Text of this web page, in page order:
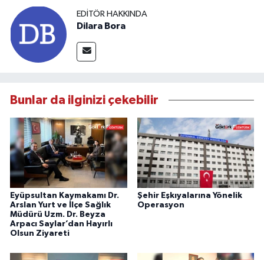
EDITÖR HAKKINDA
Dilara Bora
Bunlar da ilginizi çekebilir
Eyüpsultan Kaymakamı Dr.
Arslan Yurt ve İlçe Sağlık
Müdürü Uzm. Dr. Beyza
Arpacı Saylar’dan Hayırlı
Olsun Ziyareti
Şehir Eşkıyalarına Yönelik
Operasyon